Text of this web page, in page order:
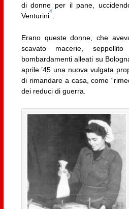
di donne per il pane,
Venturini
4
Erano queste donne, che
scavato macerie,
bombardamenti alleati su
aprile ’45 una nuova vulgata
di rimandare a casa, come
dei reduci di guerra.